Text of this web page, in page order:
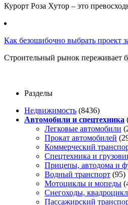
Курорт Роза Хутор – это
Как безошибочно выбрать проект
Строительный рынок переживает
Разделы
Недвижимость (8436)
Автомобили и спецтехника
Легковые автомобили
Прокат автомобилей
Коммерческий
Спецтехника и
Прицепы, автодома и
Водный транспорт (95)
Мотоциклы и мопеды
Снегоходы,
Пассажирский